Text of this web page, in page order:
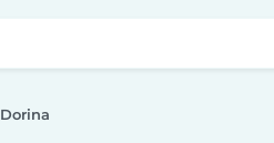
Dorina